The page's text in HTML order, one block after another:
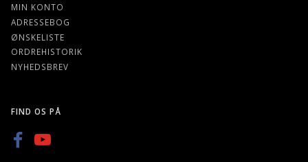
MIN KONTO
ADRESSEBOG
ØNSKELISTE
ORDREHISTORIK
NYHEDSBREV
FIND OS PÅ